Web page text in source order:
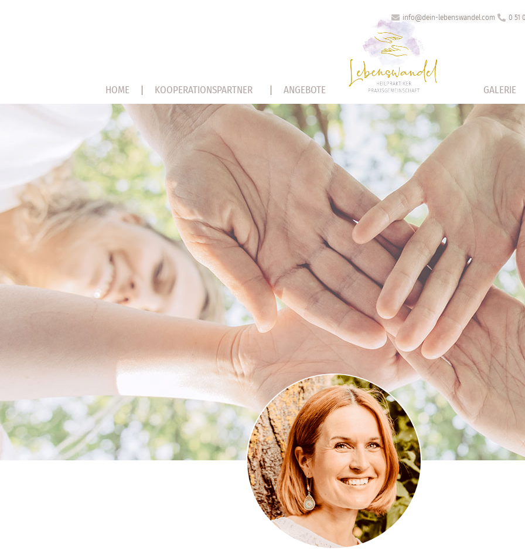
info@dein-lebenswandel.com 0 51
HOME KOOPERATIONSPARTNER ANGEBOTE GALERIE